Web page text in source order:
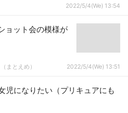
2022/5/4(We) 13:54
ョット会の模様が
まとえめ） 2022/5/4(We) 13:51
児になりたい（プリキュアにも